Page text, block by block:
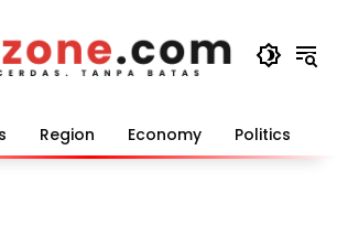
Region Economy Politics